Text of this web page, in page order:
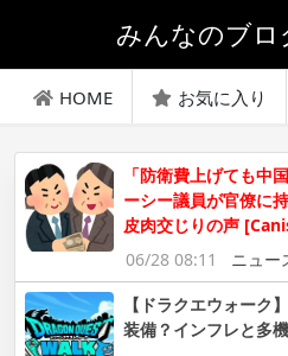
みんなのブ
HOME お気に入り
「防衛費上げても中
ーシー議員が官僚に
皮肉交じりの声
06/28 08:11
ニュー
【ドラクエウォーク
装備？インフレと多